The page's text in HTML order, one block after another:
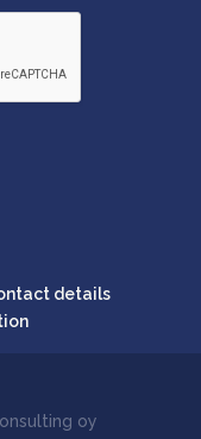
details
oy